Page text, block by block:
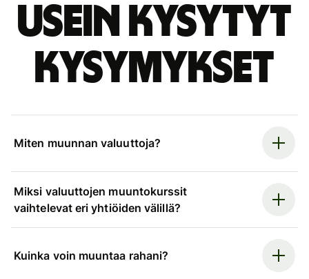
Usein kysytyt
kysymykset
Miten muunnan valuuttoja?
Miksi valuuttojen muuntokurssit
vaihtelevat eri yhtiöiden välillä?
Kuinka voin muuntaa rahani?